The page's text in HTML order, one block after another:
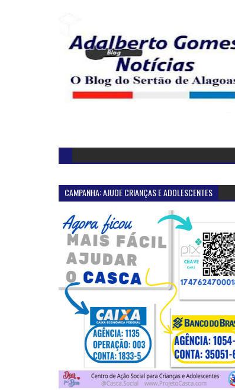
CAMPANHA: AJUDE CRIANÇAS E ADOLESCENTES